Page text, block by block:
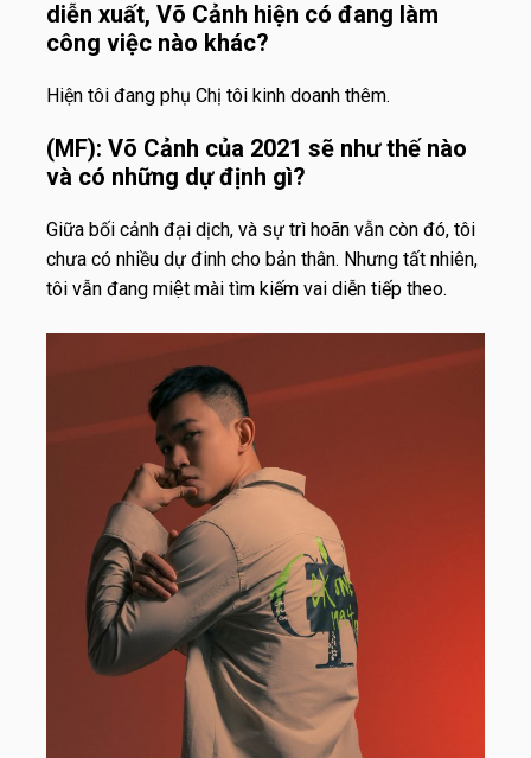
diễn xuất, Võ Cảnh hiện có đang làm
công việc nào khác?
Hiện tôi đang phụ Chị tôi kinh doanh thêm.
(MF): Võ Cảnh của 2021 sẽ như thế nào
và có những dự định gì?
Giữa bối cảnh đại dịch, và sự trì hoãn vẫn còn đó, tôi
chưa có nhiều dự đinh cho bản thân. Nhưng tất nhiên,
tôi vẫn đang miệt mài tìm kiếm vai diễn tiếp theo.